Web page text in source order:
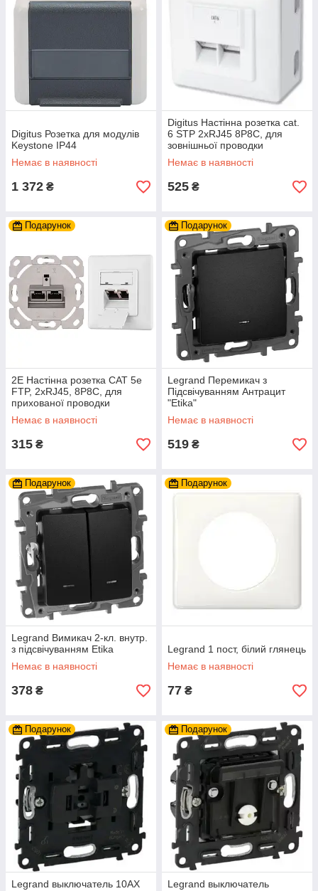
Digitus Розетка для модулів
Keystone IP44
Немає в наявності
1 372 ₴
Digitus Настінна розетка cat.
6 STP 2xRJ45 8P8C, для
зовнішньої проводки
Немає в наявності
525 ₴
Подарунок
2E Настінна розетка CАТ 5e
FTP, 2xRJ45, 8P8C, для
прихованої проводки
Немає в наявності
315 ₴
Подарунок
Legrand Перемикач з
Підсвічуванням Антрацит
"Etika"
Немає в наявності
519 ₴
Подарунок
Legrand Вимикач 2-кл. внутр.
з підсвічуванням Etika
Немає в наявності
378 ₴
Подарунок
Legrand 1 пост, білий глянець
Немає в наявності
77 ₴
Подарунок
Legrand выключатель 10АХ
Подарунок
Legrand выключатель